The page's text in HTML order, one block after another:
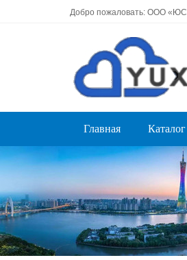
Добро пожаловать: OOO
Главная